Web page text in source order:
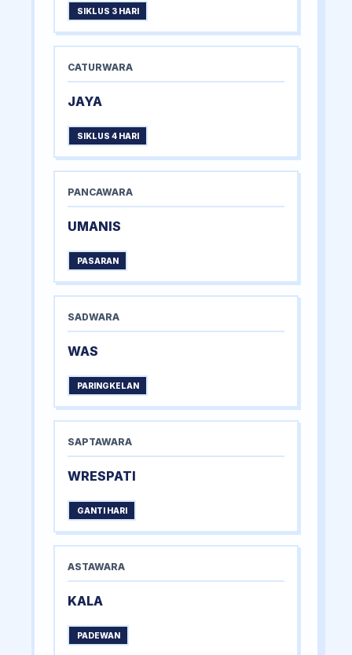
SIKLUS 3 HARI
CATURWARA
JAYA
SIKLUS 4 HARI
PANCAWARA
UMANIS
PASARAN
SADWARA
WAS
PARINGKELAN
SAPTAWARA
WRESPATI
GANTI HARI
ASTAWARA
KALA
PADEWAN